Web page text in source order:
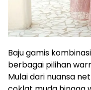
Baju gamis
berbagai pilihan
Mulai dari nuansa